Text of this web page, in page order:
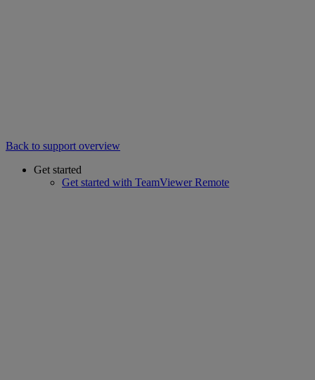
Back to support overview
Get started
Get started with TeamViewer Remote